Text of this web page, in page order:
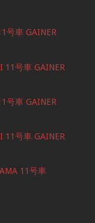
号車 GAINER
11号車 GAINER
号車 GAINER
11号車 GAINER
11号車